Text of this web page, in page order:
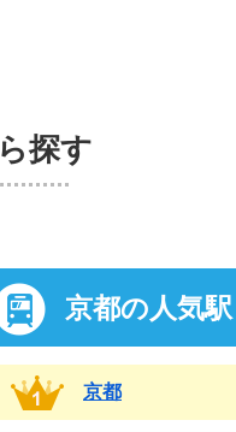
探す
京都の人気
京都